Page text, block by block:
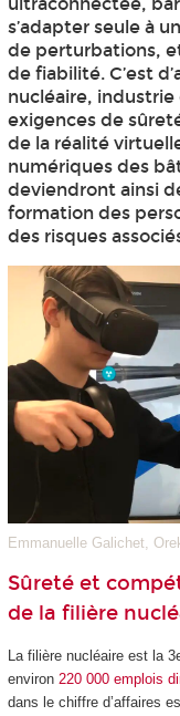
ultraconnectée,
s’adapter seule à
de perturbations,
de fiabilité. C’est
nucléaire,
exigences de
de la réalité
numériques des
deviendront ainsi
formation des
des risques
Emmanuelle Galichet,
Sûreté et
de la filière
La filière nucléaire est la 3
environ 220 000 emplois
dans le chiffre d’affaires